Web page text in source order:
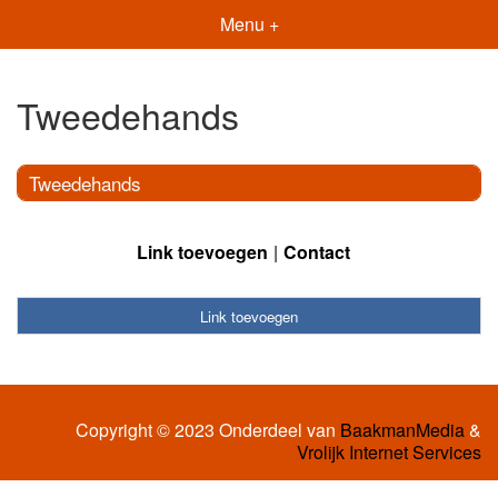
Menu +
Tweedehands
Tweedehands
Link toevoegen Contact
Link toevoegen
Copyright © 2023 Onderdeel van BaakmanMedia&
Vrolijk Internet Services